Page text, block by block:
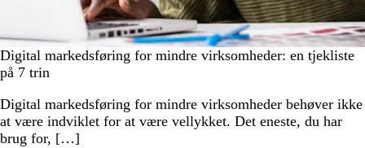
Digital markedsføring for mindre virksomheder: en tjekliste
på 7 trin
Digital markedsføring for mindre virksomheder behøver ikke
at være indviklet for at være vellykket. Det eneste, du har
brug for, […]